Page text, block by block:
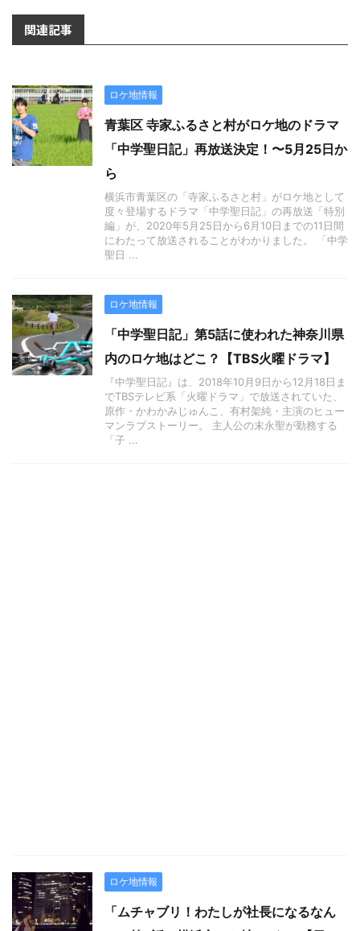
関連記事
ロケ地情報
青葉区 寺家ふるさと村がロケ地のドラマ
「中学聖日記」再放送決定！〜5月25日か
ら
横浜市青葉区の「寺家ふるさと村」がロケ地として
度々登場するドラマ「中学聖日記」の再放送「特別
編」が、2020年5月25日から6月10日までの11日間
にわたって放送されることがわかりました。 「中学
聖日 ...
ロケ地情報
「中学聖日記」第5話に使われた神奈川県
内のロケ地はどこ？【TBS火曜ドラマ】
『中学聖日記』は、2018年10月9日から12月18日ま
でTBSテレビ系「火曜ドラマ」で放送されていた、
原作・かわかみじゅんこ、有村架純・主演のヒュー
マンラブストーリー。 主人公の末永聖が勤務する
「子 ...
ロケ地情報
「ムチャブリ！わたしが社長になるなん